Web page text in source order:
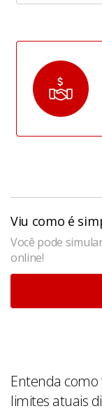
Viu como é
Você pode
online!
Entenda
limites atuais